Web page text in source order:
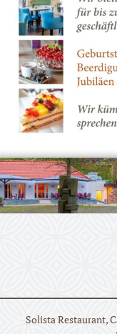
Solista Restaurant,